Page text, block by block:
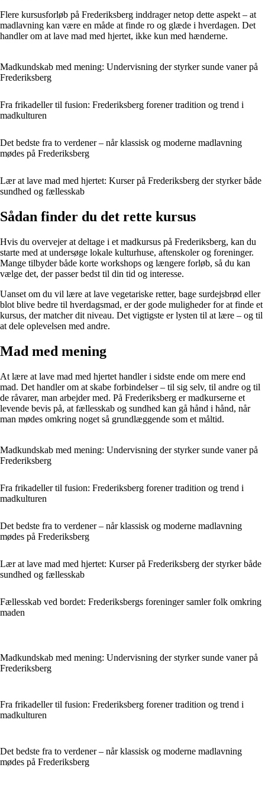
Flere kursusforløb på Frederiksberg inddrager netop dette aspekt – at
madlavning kan være en måde at finde ro og glæde i hverdagen. Det
handler om at lave mad med hjertet, ikke kun med hænderne.
Madkundskab med mening: Undervisning der styrker sunde vaner på
Frederiksberg
Fra frikadeller til fusion: Frederiksberg forener tradition og trend i
madkulturen
Det bedste fra to verdener – når klassisk og moderne madlavning
mødes på Frederiksberg
Lær at lave mad med hjertet: Kurser på Frederiksberg der styrker både
sundhed og fællesskab
Sådan finder du det rette kursus
Hvis du overvejer at deltage i et madkursus på Frederiksberg, kan du
starte med at undersøge lokale kulturhuse, aftenskoler og foreninger.
Mange tilbyder både korte workshops og længere forløb, så du kan
vælge det, der passer bedst til din tid og interesse.
Uanset om du vil lære at lave vegetariske retter, bage surdejsbrød eller
blot blive bedre til hverdagsmad, er der gode muligheder for at finde et
kursus, der matcher dit niveau. Det vigtigste er lysten til at lære – og til
at dele oplevelsen med andre.
Mad med mening
At lære at lave mad med hjertet handler i sidste ende om mere end
mad. Det handler om at skabe forbindelser – til sig selv, til andre og til
de råvarer, man arbejder med. På Frederiksberg er madkurserne et
levende bevis på, at fællesskab og sundhed kan gå hånd i hånd, når
man mødes omkring noget så grundlæggende som et måltid.
Madkundskab med mening: Undervisning der styrker sunde vaner på
Frederiksberg
Fra frikadeller til fusion: Frederiksberg forener tradition og trend i
madkulturen
Det bedste fra to verdener – når klassisk og moderne madlavning
mødes på Frederiksberg
Lær at lave mad med hjertet: Kurser på Frederiksberg der styrker både
sundhed og fællesskab
Fællesskab ved bordet: Frederiksbergs foreninger samler folk omkring
maden
Madkundskab med mening: Undervisning der styrker sunde vaner på
Frederiksberg
Fra frikadeller til fusion: Frederiksberg forener tradition og trend i
madkulturen
Det bedste fra to verdener – når klassisk og moderne madlavning
mødes på Frederiksberg